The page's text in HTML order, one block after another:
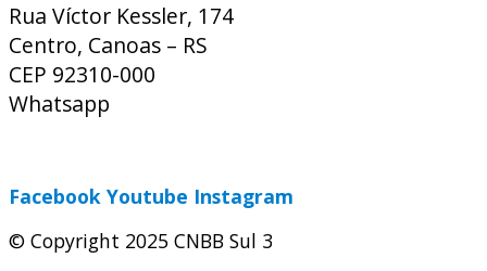
Rua Víctor Kessler, 174
Centro, Canoas – RS
CEP 92310-000
Whatsapp
Facebook Youtube Instagram
© Copyright 2025 CNBB Sul 3